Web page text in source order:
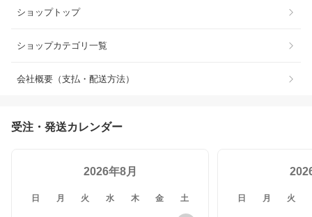
ショップトップ
ショップカテゴリ一覧
会社概要（支払・配送方法）
受注・発送カレンダー
2026年8月
日 月 火 水 木 金 土 日 月 火